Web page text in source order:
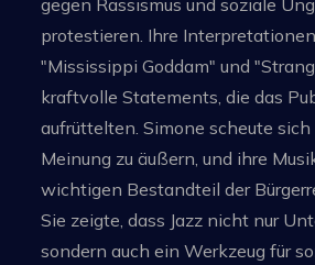
gegen Rassismus und soziale
protestieren. Ihre
"Mississippi Goddam" und
kraftvolle Statements, die das
aufrüttelten. Simone scheute
Meinung zu äußern, und ihre
wichtigen Bestandteil der
Sie zeigte, dass Jazz nicht nur
sondern auch ein Werkzeug für